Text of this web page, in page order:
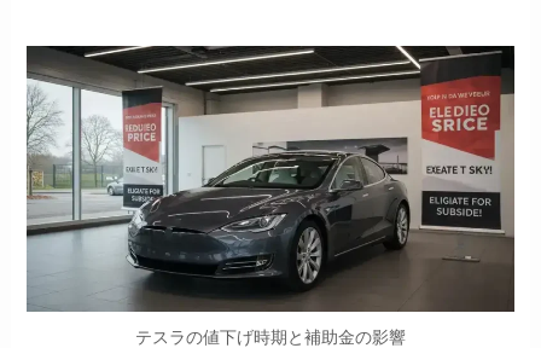
テスラの値下げ時期と補助金の影響